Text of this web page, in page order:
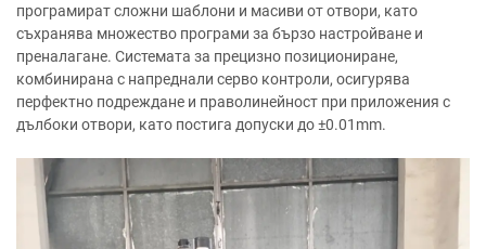
програмират сложни шаблони и масиви от отвори, като
съхранява множество програми за бързо настройване и
преналагане. Системата за прецизно позициониране,
комбинирана с напреднали серво контроли, осигурява
перфектно подреждане и праволинейност при приложения с
дълбоки отвори, като постига допуски до ±0.01mm.